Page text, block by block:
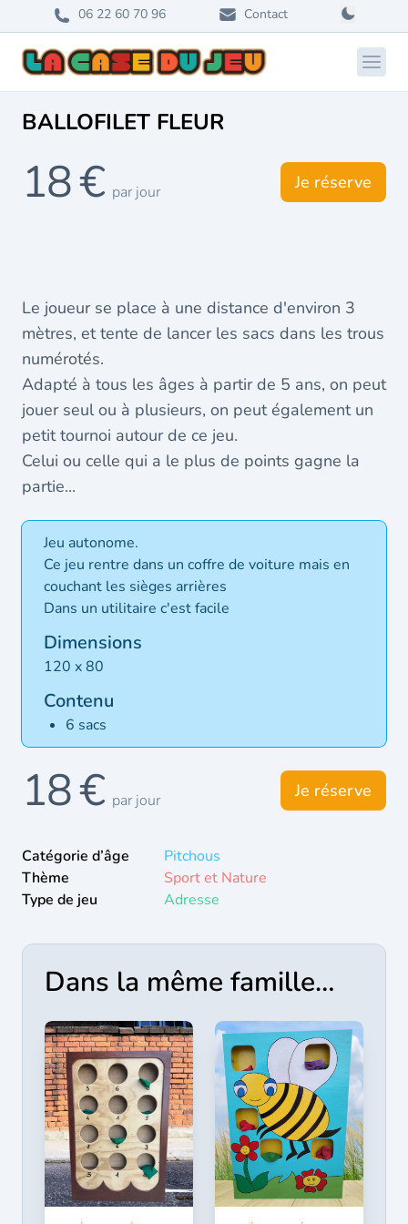
06 22 60 70 96 Contact
BALLOFILET FLEUR
18 € par jour Je réserve
Le joueur se place à une distance d'environ 3
mètres, et tente de lancer les sacs dans les trous
numérotés.
Adapté à tous les âges à partir de 5 ans, on peut
jouer seul ou à plusieurs, on peut également un
petit tournoi autour de ce jeu.
Celui ou celle qui a le plus de points gagne la
partie...
Jeu autonome.
Ce jeu rentre dans un coffre de voiture mais en
couchant les sièges arrières
Dans un utilitaire c'est facile
Dimensions
120 x 80
Contenu
6 sacs
18 € par jour Je réserve
Catégorie d’âge
Pitchous
Thème
Sport et Nature
Type de jeu
Adresse
Dans la même famille…